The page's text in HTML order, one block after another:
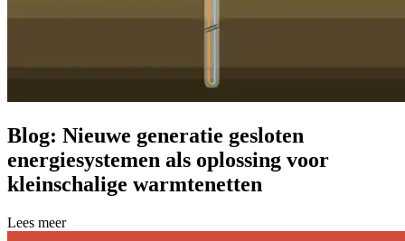
Blog: Nieuwe generatie gesloten
energiesystemen als oplossing voor
kleinschalige warmtenetten
Lees meer over Blog: Nieuwe generatie gesloten energiesystemen
Lees meer